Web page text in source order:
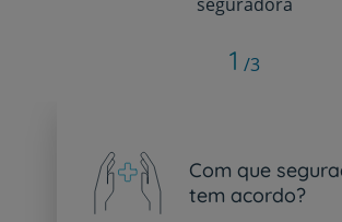
Com que
tem acordo?
1 /3